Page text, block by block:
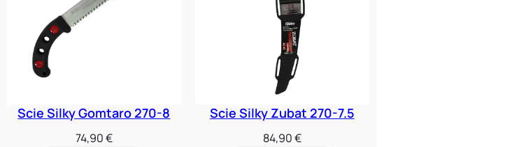
Scie Silky Gomtaro 270-8
74,90€
Scie Silky Zubat 270-7.5
84,90€